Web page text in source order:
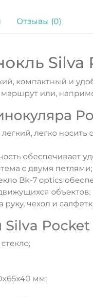
Отзывы (0)
Silva
компактный и
или,
легко носить
обеспечивает
с двумя петлями;
Bk-7 optics
объектов;
чехол и
Silva Pocket
мм;